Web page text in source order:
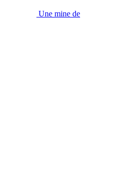
Une mine de